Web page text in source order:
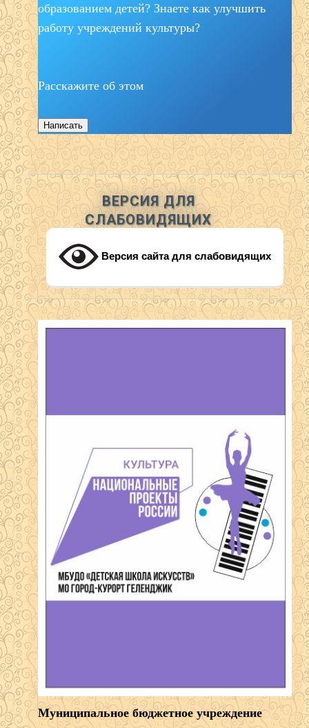
образованием детей? Знаете как улучшить
работу учреждений культуры?
Расскажите об этом
Написать
ВЕРСИЯ ДЛЯ
СЛАБОВИДЯЩИХ
Версия сайта для слабовидящих
Муниципальное бюджетное учреждение